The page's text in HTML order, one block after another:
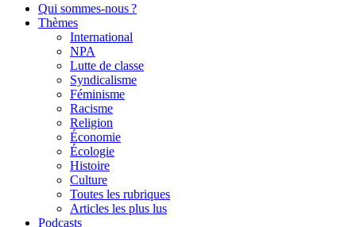
Qui sommes-nous ?
Thèmes
International
NPA
Lutte de classe
Syndicalisme
Féminisme
Racisme
Religion
Économie
Écologie
Histoire
Culture
Toutes les rubriques
Articles les plus lus
Podcasts